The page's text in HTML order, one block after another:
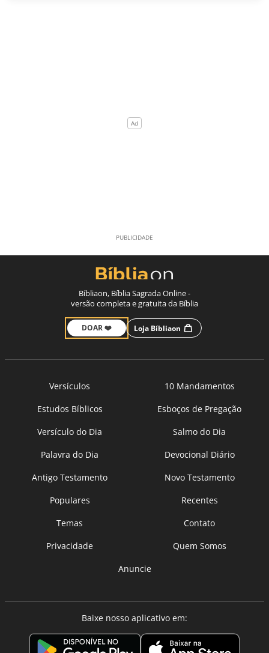
Bíbliaon, Bíblia Sagrada Online -
versão completa e gratuita da Bíblia
DOAR ❤️ Loja Bíbliaon
Versículos
10 Mandamentos
Estudos Bíblicos
Esboços de Pregação
Versículo do Dia
Salmo do Dia
Palavra do Dia
Devocional Diário
Antigo Testamento
Novo Testamento
Populares
Recentes
Temas
Contato
Privacidade
Quem Somos
Anuncie
Baixe nosso aplicativo em: